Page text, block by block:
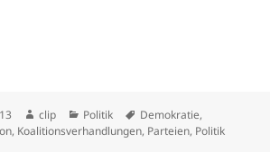
Autor
clip Kategorien
Politik Schlagwörter
Demokratie,
, Koalitionsverhandlungen, Parteien, Politik